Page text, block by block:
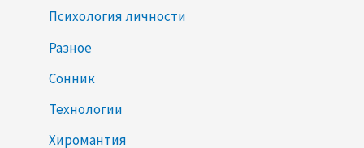
Психология личности
Разное
Сонник
Технологии
Хиромантия